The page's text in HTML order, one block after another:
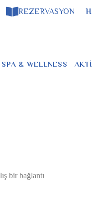
REZERVASYON
SPA & WELLNESS
bir bağlantı